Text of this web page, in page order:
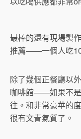
最棒的還有現場製
推薦——一個人吃10
除了幾個正餐廳以
咖啡館——如果不是
往。和非常豪華的
很有文青氣質了。